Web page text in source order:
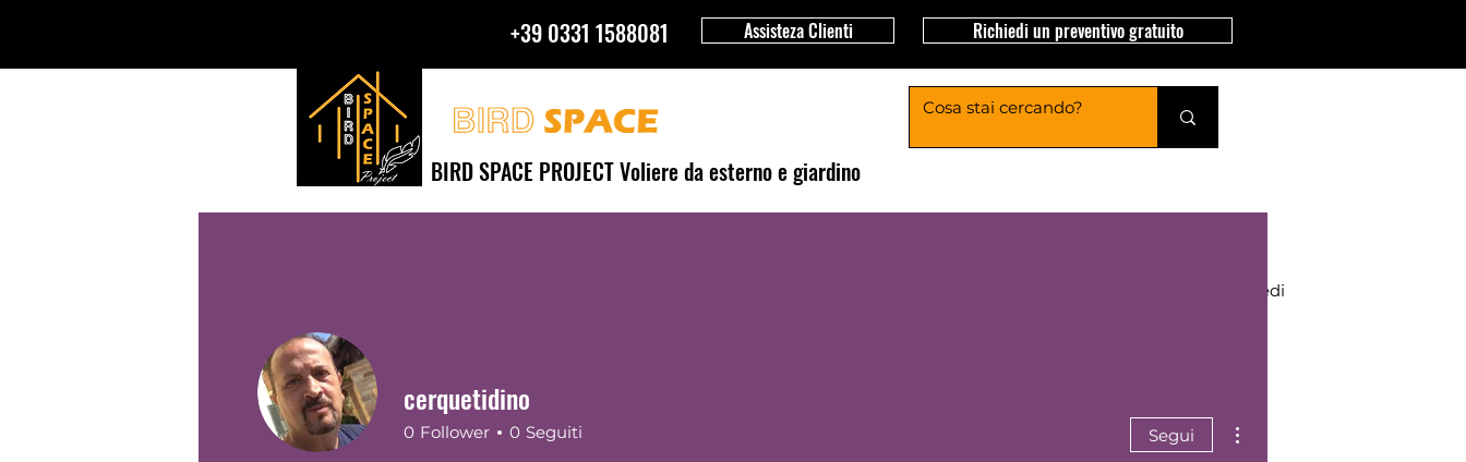
+39 0331 1588081 Assisteza Clienti Richiedi un preventivo gratuito
BIRD SPACE PROJECT Voliere da esterno e giardino
Accedi
cerquetidino
0 Follower 0 Seguiti Segui